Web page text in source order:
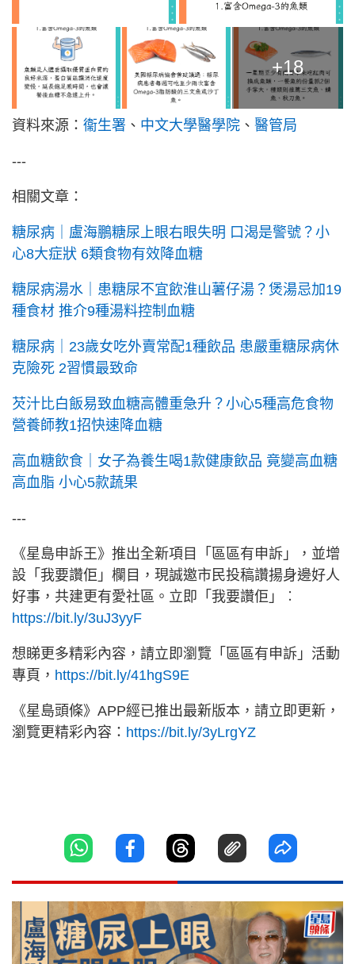
+18
資料來源： 衞生署 、 中文大學醫學院 、 醫管局
---
相關文章：
糖尿病｜盧海鵬糖尿上眼右眼失明 口渴是警號？小
心8大症狀 6類食物有效降血糖
糖尿病湯水｜患糖尿不宜飲淮山薯仔湯？煲湯忌加19
種食材 推介9種湯料控制血糖
糖尿病｜23歲女吃外賣常配1種飲品 患嚴重糖尿病休
克險死 2習慣最致命
芡汁比白飯易致血糖高體重急升？小心5種高危食物
營養師教1招快速降血糖
高血糖飲食｜女子為養生喝1款健康飲品 竟變高血糖
高血脂 小心5款蔬果
---
《星島申訴王》推出全新項目「區區有申訴」，並增
設「我要讚佢」欄目，現誠邀市民投稿讚揚身邊好人
好事，共建更有愛社區。立即「我要讚佢」︰
https://bit.ly/3uJ3yyF
想睇更多精彩內容，請立即瀏覽「區區有申訴」活動
專頁， https://bit.ly/41hgS9E
《星島頭條》APP經已推出最新版本，請立即更新，
瀏覽更精彩內容： https://bit.ly/3yLrgYZ